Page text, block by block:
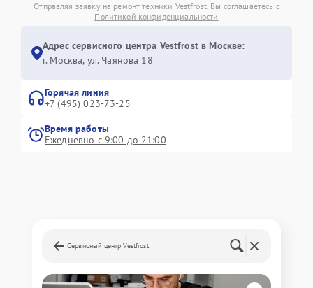
Отправляя заявку на ремонт техники Vestfrost, Вы соглашаетесь с
Политикой конфиденциальности
Адрес сервисного центра Vestfrost в Москве:
г. Москва, ул. Чаянова 18
Горячая линия
+7 (495) 023-73-25
Время работы
Ежедневно с 9:00 до 21:00
Сервисный центр Vestfrost